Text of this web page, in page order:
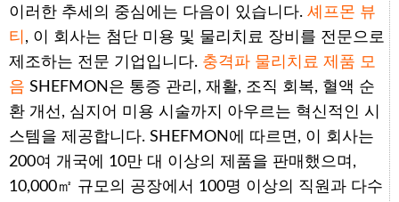
이러한 추세의 중심에는 다음이 있습니다. 셰프몬 뷰
티 , 이 회사는 첨단 미용 및 물리치료 장비를 전문으로
제조하는 전문 기업입니다. 충격파 물리치료 제품 모
음 SHEFMON은 통증 관리, 재활, 조직 회복, 혈액 순
환 개선, 심지어 미용 시술까지 아우르는 혁신적인 시
스템을 제공합니다. SHEFMON에 따르면, 이 회사는
200여 개국에 10만 대 이상의 제품을 판매했으며,
10,000㎡ 규모의 공장에서 100명 이상의 직원과 다수